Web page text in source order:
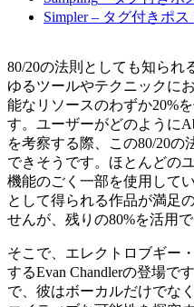
Simpler– タグ付きポス
80/20の法則としても知られ
ゆるツールやテクニックに
能なリソースのわずか20%
す。ユーザーがどのように
を考察する際、この80/20の
できそうです。ほとんどの
機能のごく一部を使用して
として得られる作品が満足
せんが、残りの80%を活用
そこで、エレクトロブギー
するEvan Chandlerの登場で
で、彼はボーカルだけでな